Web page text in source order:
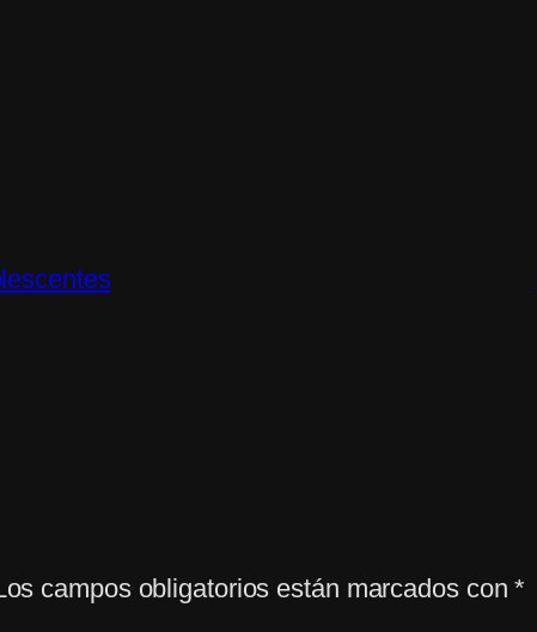
campos obligatorios están marcados con*